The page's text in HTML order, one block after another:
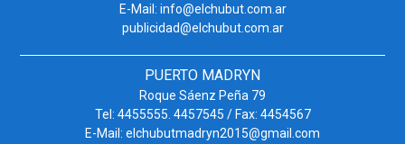
E-Mail: info@elchubut.com.ar
publicidad@elchubut.com.ar
PUERTO MADRYN
Roque Sáenz Peña 79
Tel: 4455555. 4457545 / Fax: 4454567
E-Mail: elchubutmadryn2015@gmail.com